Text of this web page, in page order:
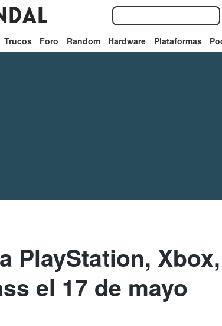
Trucos Foro Random Hardware Plataformas
PlayStation,
el 17 de mayo